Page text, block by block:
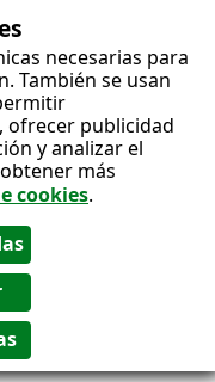
necesarias para
También se usan
ofrecer publicidad
y analizar el
más
cookies.